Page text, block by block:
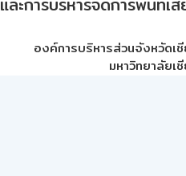
องค์การบริหารส่วนจังหวัดเ
มหาวิทยาลัยเ